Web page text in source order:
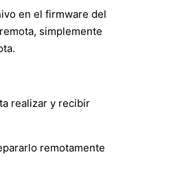
en el firmware del
simplemente
realizar y recibir
remotamente